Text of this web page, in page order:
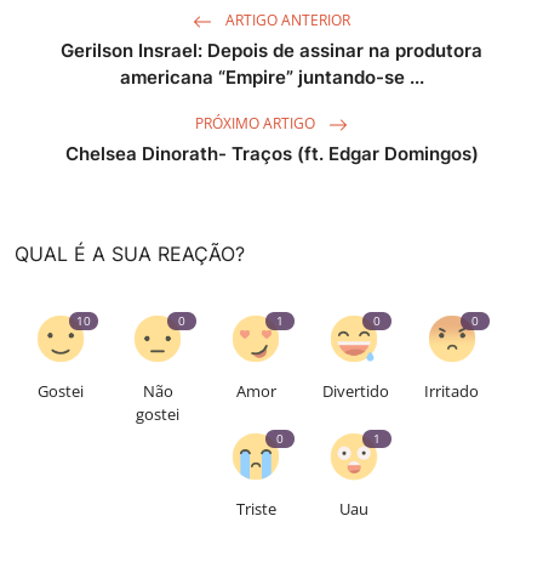
ARTIGO ANTERIOR
Gerilson Insrael: Depois de assinar na produtora
americana “Empire” juntando-se ...
PRÓXIMO ARTIGO
Chelsea Dinorath- Traços (ft. Edgar Domingos)
QUAL É A SUA REAÇÃO?
10
Gostei
0
Não
gostei
1
Amor
0
Divertido
0
Irritado
0
Triste
1
Uau